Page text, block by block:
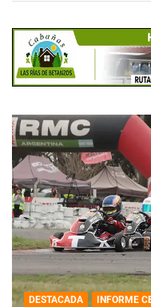
DESTACADA INFORME